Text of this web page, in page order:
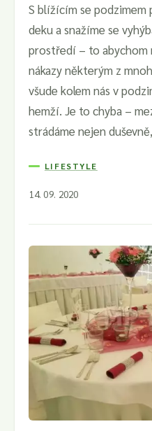
S blížícím se podzimem
deku a snažíme se
prostředí – to abychom
nákazy některým z
všude kolem nás v
hemží. Je to chyba –
strádáme nejen
LIFESTYLE
14. 09. 2020